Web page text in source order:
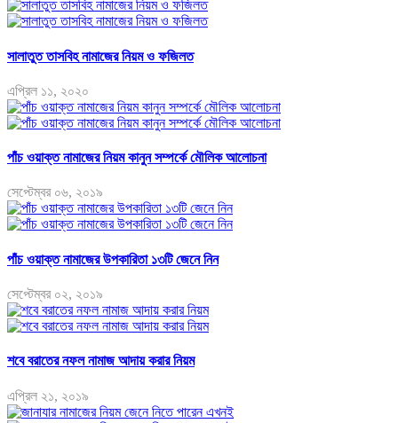
সালাতুত তাসবিহ নামাজের নিয়ম ও ফজিলত
এপ্রিল ১১, ২০২০
পাঁচ ওয়াক্ত নামাজের নিয়ম কানুন সম্পর্কে মৌলিক আলোচনা
সেপ্টেম্বর ০৬, ২০১৯
পাঁচ ওয়াক্ত নামাজের উপকারিতা ১৩টি জেনে নিন
সেপ্টেম্বর ০২, ২০১৯
শবে বরাতের নফল নামাজ আদায় করার নিয়ম
এপ্রিল ২১, ২০১৯